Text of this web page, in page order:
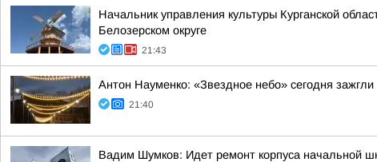
Начальник управления культуры Курганской
Белозерском округе
21:43
Антон Науменко: «Звездное небо» сегодня
21:40
Вадим Шумков: Идет ремонт корпуса начальной